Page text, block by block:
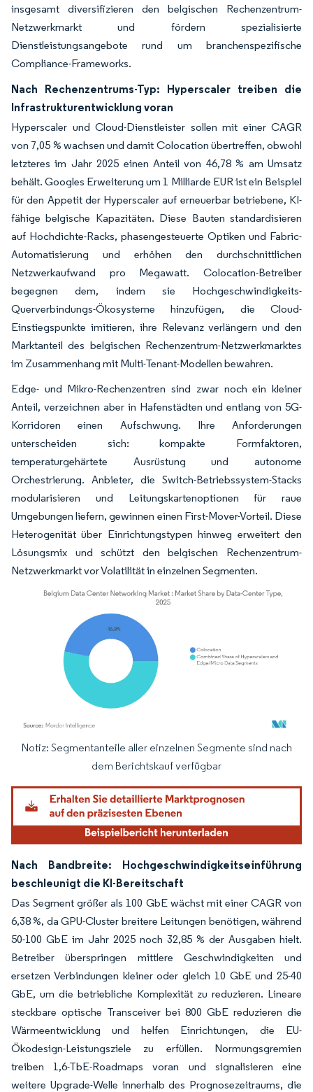
insgesamt diversifizieren den belgischen Rechenzentrum-
Netzwerkmarkt und fördern spezialisierte
Dienstleistungsangebote rund um branchenspezifische
Compliance-Frameworks.
Nach Rechenzentrums-Typ: Hyperscaler treiben die
Infrastrukturentwicklung voran
Hyperscaler und Cloud-Dienstleister sollen mit einer CAGR
von 7,05 % wachsen und damit Colocation übertreffen, obwohl
letzteres im Jahr 2025 einen Anteil von 46,78 % am Umsatz
behält. Googles Erweiterung um 1 Milliarde EUR ist ein Beispiel
für den Appetit der Hyperscaler auf erneuerbar betriebene, KI-
fähige belgische Kapazitäten. Diese Bauten standardisieren
auf Hochdichte-Racks, phasengesteuerte Optiken und Fabric-
Automatisierung und erhöhen den durchschnittlichen
Netzwerkaufwand pro Megawatt. Colocation-Betreiber
begegnen dem, indem sie Hochgeschwindigkeits-
Querverbindungs-Ökosysteme hinzufügen, die Cloud-
Einstiegspunkte imitieren, ihre Relevanz verlängern und den
Marktanteil des belgischen Rechenzentrum-Netzwerkmarktes
im Zusammenhang mit Multi-Tenant-Modellen bewahren.
Edge- und Mikro-Rechenzentren sind zwar noch ein kleiner
Anteil, verzeichnen aber in Hafenstädten und entlang von 5G-
Korridoren einen Aufschwung. Ihre Anforderungen
unterscheiden sich: kompakte Formfaktoren,
temperaturgehärtete Ausrüstung und autonome
Orchestrierung. Anbieter, die Switch-Betriebssystem-Stacks
modularisieren und Leitungskartenoptionen für raue
Umgebungen liefern, gewinnen einen First-Mover-Vorteil. Diese
Heterogenität über Einrichtungstypen hinweg erweitert den
Lösungsmix und schützt den belgischen Rechenzentrum-
Netzwerkmarkt vor Volatilität in einzelnen Segmenten.
Bild © Mordor Intelligence. Wiederverwendung erfordert Namensnennung
Notiz: Segmentanteile aller einzelnen Segmente sind nach
dem Berichtskauf verfügbar
Nach Bandbreite: Hochgeschwindigkeitseinführung
beschleunigt die KI-Bereitschaft
Das Segment größer als 100 GbE wächst mit einer CAGR von
6,38 %, da GPU-Cluster breitere Leitungen benötigen, während
50-100 GbE im Jahr 2025 noch 32,85 % der Ausgaben hielt.
Betreiber überspringen mittlere Geschwindigkeiten und
ersetzen Verbindungen kleiner oder gleich 10 GbE und 25-40
GbE, um die betriebliche Komplexität zu reduzieren. Lineare
steckbare optische Transceiver bei 800 GbE reduzieren die
Wärmeentwicklung und helfen Einrichtungen, die EU-
Ökodesign-Leistungsziele zu erfüllen. Normungsgremien
treiben 1,6-TbE-Roadmaps voran und signalisieren eine
weitere Upgrade-Welle innerhalb des Prognosezeitraums, die